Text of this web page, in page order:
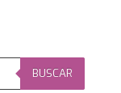
BUSCAR